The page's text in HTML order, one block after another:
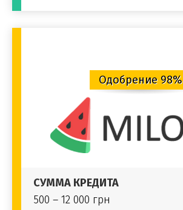
Одобрение 98%
СУММА КРЕДИТА
500 – 12 000 грн